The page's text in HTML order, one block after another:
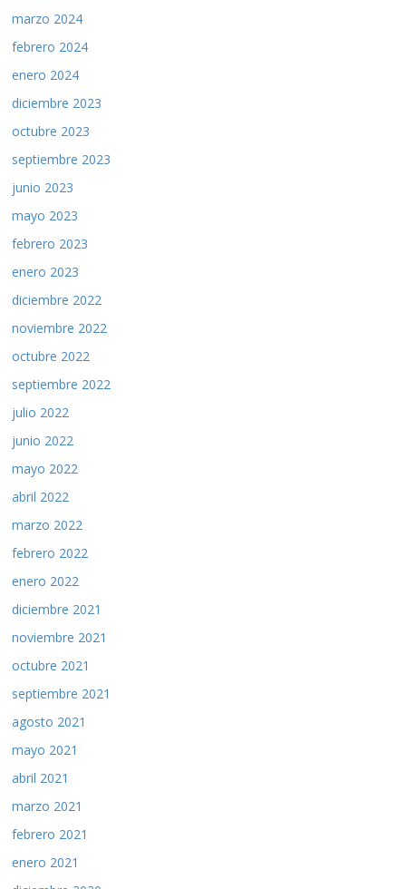
marzo 2024
febrero 2024
enero 2024
diciembre 2023
octubre 2023
septiembre 2023
junio 2023
mayo 2023
febrero 2023
enero 2023
diciembre 2022
noviembre 2022
octubre 2022
septiembre 2022
julio 2022
junio 2022
mayo 2022
abril 2022
marzo 2022
febrero 2022
enero 2022
diciembre 2021
noviembre 2021
octubre 2021
septiembre 2021
agosto 2021
mayo 2021
abril 2021
marzo 2021
febrero 2021
enero 2021